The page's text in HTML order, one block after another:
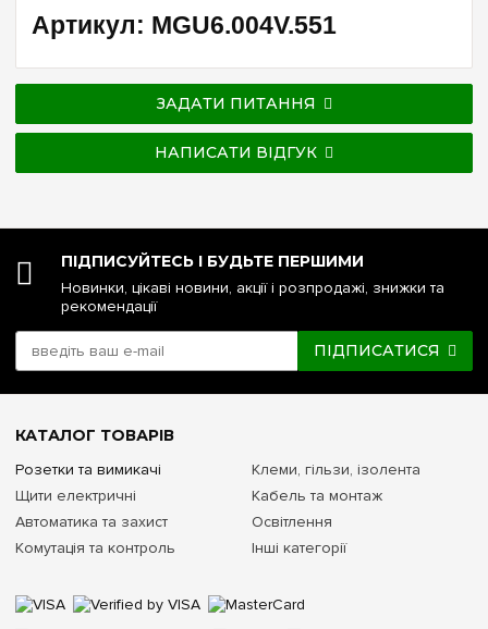
Артикул: MGU6.004V.551
ЗАДАТИ ПИТАННЯ
НАПИСАТИ ВІДГУК
ПІДПИСУЙТЕСЬ І БУДЬТЕ ПЕРШИМИ
Новинки, цікаві новини, акції і розпродажі, знижки та
рекомендації
ПІДПИСАТИСЯ
КАТАЛОГ ТОВАРІВ
Розетки та вимикачі
Щити електричні
Автоматика та захист
Комутація та контроль
Клеми, гільзи, ізолента
Кабель та монтаж
Освітлення
Інші категорії